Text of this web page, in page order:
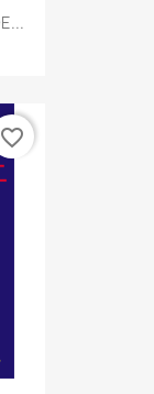
favorite_border